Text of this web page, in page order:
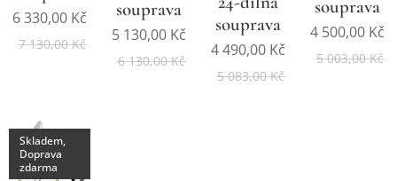
6 330,00 Kč
7 130,00Kč
souprava
5 130,00 Kč
6 130,00Kč
souprava
4 490,00 Kč
5 083,00Kč
souprava
4 500,00 Kč
5 003,00Kč
Skladem,
Doprava
zdarma